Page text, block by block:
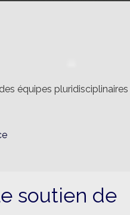
équipes
soutien de